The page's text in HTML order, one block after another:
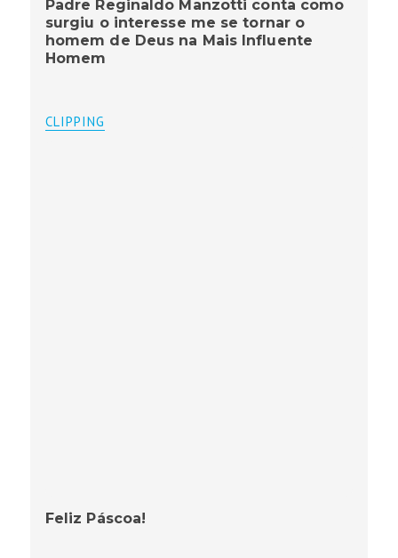
Padre Reginaldo Manzotti conta como
surgiu o interesse me se tornar o
homem de Deus na Mais Influente
Homem
CLIPPING
Feliz Páscoa!